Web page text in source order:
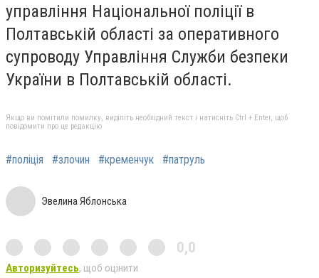
управління Національної поліції в
Полтавській області за оперативного
супроводу Управління Служби безпеки
України в Полтавській області.
Якщо ви помітили помилку, виділіть необхідний текст і натисніть Ctrl + Enter, щоб
повідомити про це редакцію
#поліція #злочин #кременчук #патруль
Эвелина Яблонська
0,0
Авторизуйтесь, щоб оцінити